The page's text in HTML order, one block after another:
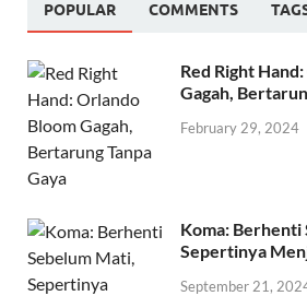
POPULAR COMMENTS
Red Right
Gagah,
February 29, 2024
Koma: Berhenti
Sepertinya
September 21,